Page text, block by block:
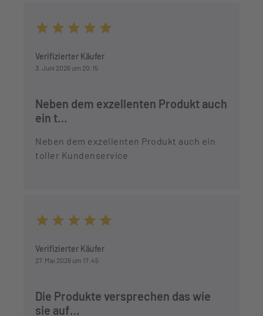
Verifizierter Käufer
3. Juni 2026 um 20:15
Neben dem exzellenten Produkt auch
ein t…
Neben dem exzellenten Produkt auch ein
toller Kundenservice
Verifizierter Käufer
27. Mai 2026 um 17:45
Die Produkte versprechen das wie
sie auf…